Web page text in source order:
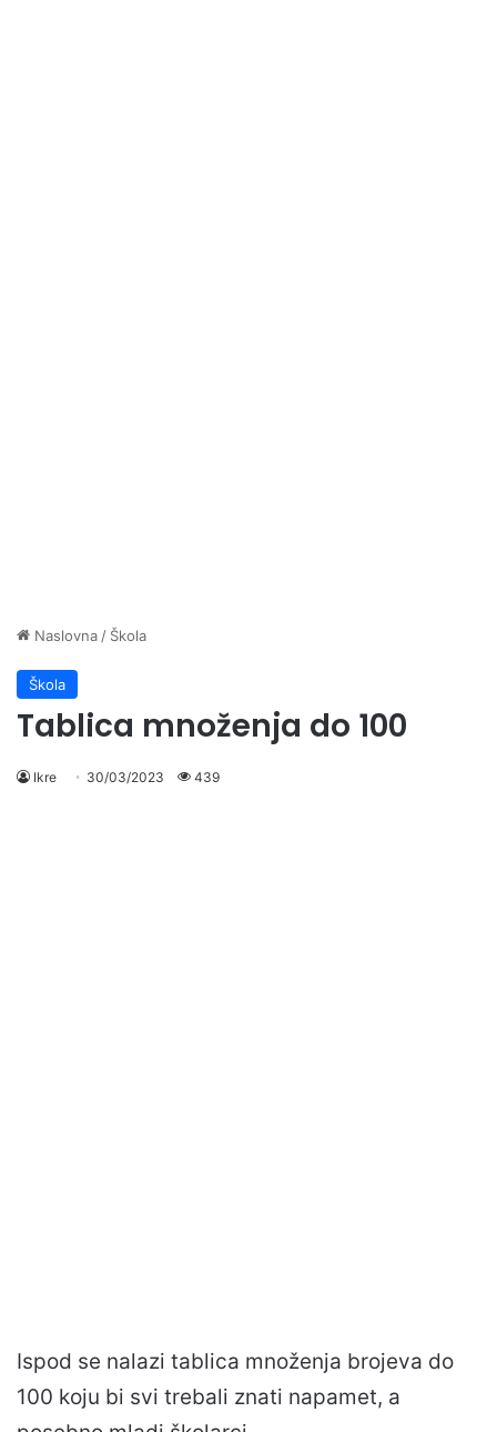
Naslovna / Škola
Škola
Tablica množenja do 100
Ikre 30/03/2023 439
Ispod se nalazi tablica množenja brojeva do
100 koju bi svi trebali znati napamet, a